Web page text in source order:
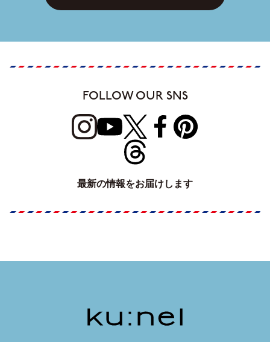
FOLLOW OUR SNS
最新の情報をお届けします